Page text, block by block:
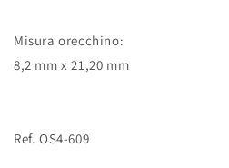
Misura orecchino:
8,2 mm x 21,20 mm
Ref. OS4-609